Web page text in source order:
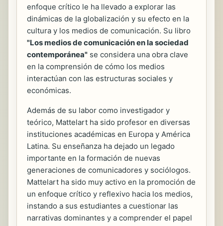
enfoque crítico le ha llevado a explorar las
dinámicas de la globalización y su efecto en la
cultura y los medios de comunicación. Su libro
"Los medios de comunicación en la sociedad
contemporánea" se considera una obra clave
en la comprensión de cómo los medios
interactúan con las estructuras sociales y
económicas.
Además de su labor como investigador y
teórico, Mattelart ha sido profesor en diversas
instituciones académicas en Europa y América
Latina. Su enseñanza ha dejado un legado
importante en la formación de nuevas
generaciones de comunicadores y sociólogos.
Mattelart ha sido muy activo en la promoción de
un enfoque crítico y reflexivo hacia los medios,
instando a sus estudiantes a cuestionar las
narrativas dominantes y a comprender el papel